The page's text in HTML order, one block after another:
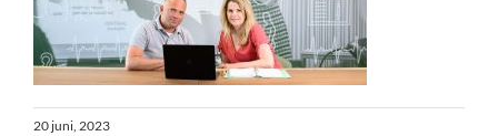
20 juni, 2023